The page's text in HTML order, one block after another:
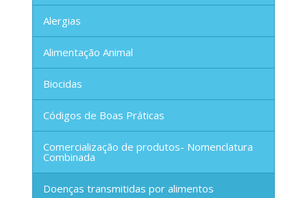
Alergias
Alimentação Animal
Biocidas
Códigos de Boas Práticas
Comercialização de produtos- Nomenclatura
Combinada
Doenças transmitidas por alimentos